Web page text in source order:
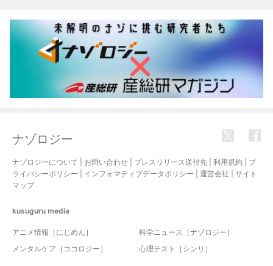
ナゾロジー
ナゾロジーについて お問い合わせ プレスリリース送付先 利用規約
プ
ライバシーポリシー
インフォマティブデータポリシー 運営会社
サイト
マップ
kusuguru media
アニメ情報［にじめん］
科学ニュース［ナゾロジー］
メンタルケア［ココロジー］
心理テスト［シンリ］